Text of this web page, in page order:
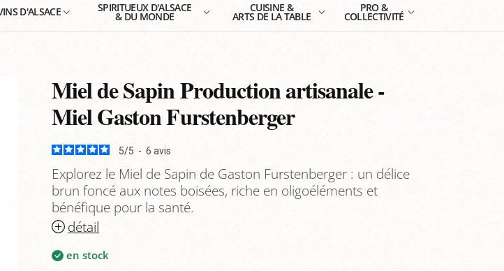
D'ALSACE SPIRITUEUX D'ALSACE
& DU MONDE
CUISINE &
ARTS DE LA TABLE
PRO &
COLLECTIVITÉ
Miel de Sapin Production artisanale -
Miel Gaston Furstenberger
5/5 - 6 avis
Explorez le Miel de Sapin de Gaston Furstenberger : un délice
brun foncé aux notes boisées, riche en oligoéléments et
bénéfique pour la santé.
détail
en stock